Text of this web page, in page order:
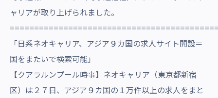
ャリアが取り上げられました。
「日系ネオキャリア、アジア９カ国の求人サイト開設＝
国をまたいで検索可能」
【クアラルンプール時事】ネオキャリア（東京都新宿
区）は２７日、アジア９カ国の１万件以上の求人をまと